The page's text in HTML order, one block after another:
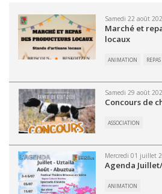
Samedi 22 août
Marché et
locaux
ANIMATION REPAS
Samedi 29 août
Concours de
ASSOCIATION
Mercredi 01 juillet
Agenda
ANIMATION